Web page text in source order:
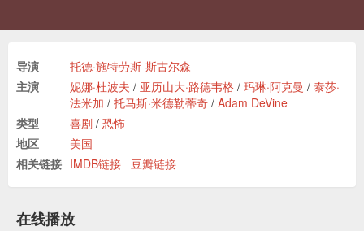
导演
托德·施特劳斯-斯古尔森
主演
妮娜·杜波夫 / 亚历山大·路德韦格 / 玛琳·阿克曼 / 泰莎·
法米加 / 托马斯·米德勒蒂奇 / Adam DeVine
类型
喜剧 / 恐怖
地区
美国
相关链接 IMDB链接 豆瓣链接
在线播放